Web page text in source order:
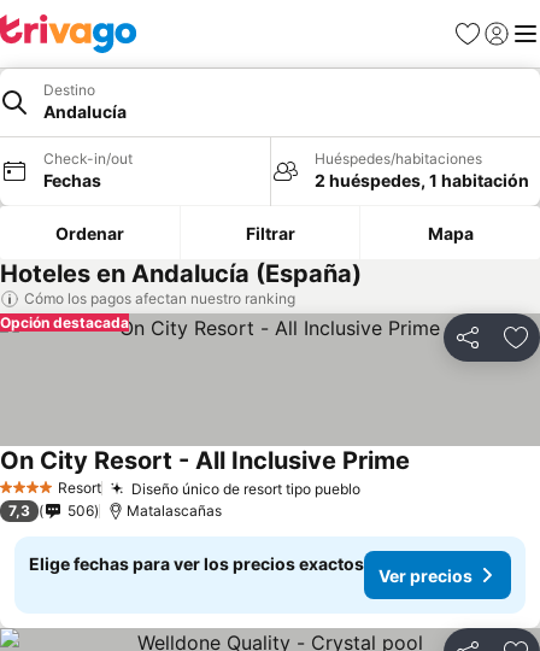
Favoritos
Iniciar
Destino
Andalucía
Check-in/out
Fechas
Huéspedes/habitaciones
2 huéspedes, 1 habitación
Ordenar Filtrar Mapa
Hoteles en Andalucía (España)
Cómo los pagos afectan nuestro ranking
Compartir
Opción destacada
4 EstrellasResort Diseño único de resort tipo pueblo
On City Resort - All Inclusive Prime
7,3 506 Matalascañas
Elige fechas para ver los precios exactos
Ver precios